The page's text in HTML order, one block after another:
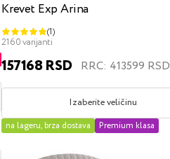
Krevet Exp Arina
(1)
2160 varijanti
157168 RSD RRC: 413599 RSD
Izaberite veličinu
na lageru, brza dostava Premium klasa